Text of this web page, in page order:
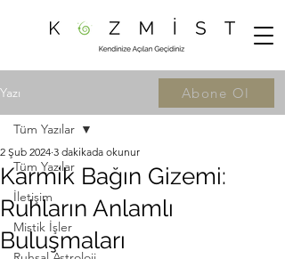
Yazı
Tüm Yazılar
İletişim
Mistik İşler
Tüm Yazılar
Karmik Bağın Gizemi:
Ruhların Anlamlı
Buluşmaları
2 Şub 2024 3 dakikada okunur
Abone Ol